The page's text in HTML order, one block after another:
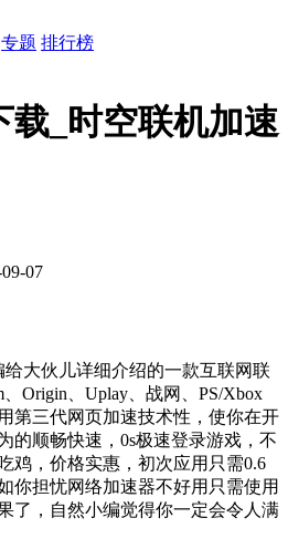
专题 排行榜
载_时空联机加速
07
大伙儿详细介绍的一款互联网联
Origin、Uplay、战网、PS/Xbox
第三代网页加速技术性，使你在开
的顺畅快速，0s极速登录游戏，不
鸡，价格实惠，初次应用只需0.6
你担忧网络加速器不好用只需使用
了，自然小编觉得你一定会令人满